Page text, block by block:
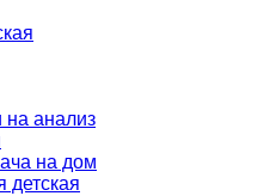
на анализ
на дом
детская